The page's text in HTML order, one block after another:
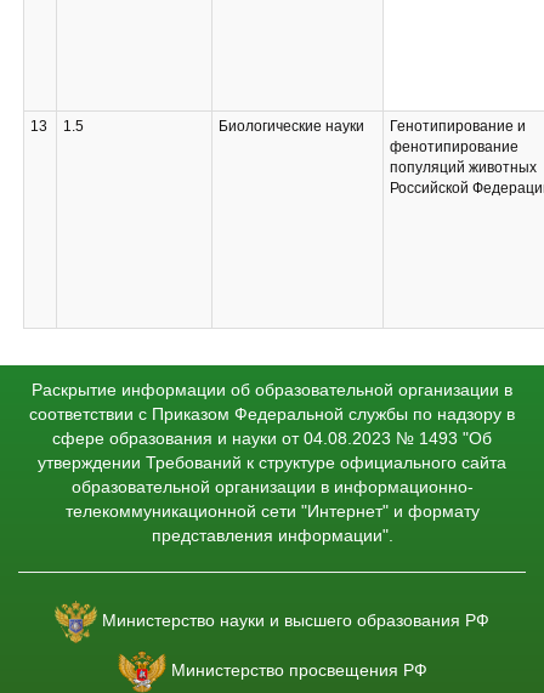
13 1.5 Биологические науки
Генотипирование и
фенотипирование
популяций животных
Российской
Раскрытие информации об образовательной организации в
соответствии с Приказом Федеральной службы по надзору в
сфере образования и науки от 04.08.2023 № 1493 "Об
утверждении Требований к структуре официального сайта
образовательной организации в информационно-
телекоммуникационной сети "Интернет" и формату
представления информации".
Министерство науки и высшего образования РФ
Министерство просвещения РФ